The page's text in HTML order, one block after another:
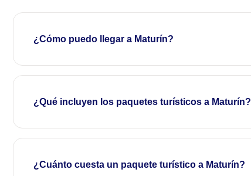
¿Cómo puedo llegar a Maturín?
¿Qué incluyen los paquetes turísticos a Maturín?
¿Cuánto cuesta un paquete turístico a Maturín?